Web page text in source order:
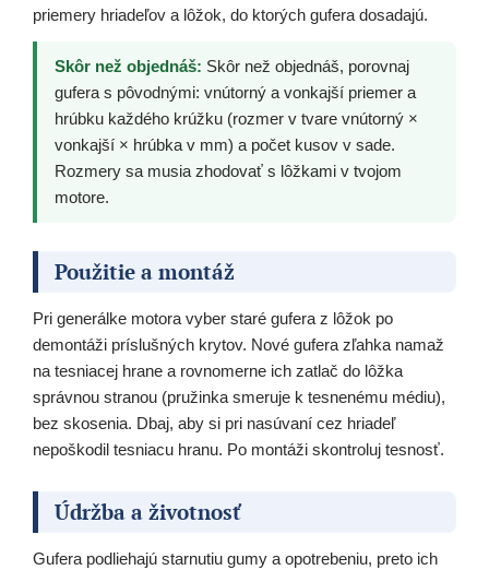
priemery hriadeľov a lôžok, do ktorých gufera dosadajú.
Skôr než objednáš: Skôr než objednáš, porovnaj
gufera s pôvodnými: vnútorný a vonkajší priemer a
hrúbku každého krúžku (rozmer v tvare vnútorný ×
vonkajší × hrúbka v mm) a počet kusov v sade.
Rozmery sa musia zhodovať s lôžkami v tvojom
motore.
Použitie a montáž
Pri generálke motora vyber staré gufera z lôžok po
demontáži príslušných krytov. Nové gufera zľahka namaž
na tesniacej hrane a rovnomerne ich zatlač do lôžka
správnou stranou (pružinka smeruje k tesnenému médiu),
bez skosenia. Dbaj, aby si pri nasúvaní cez hriadeľ
nepoškodil tesniacu hranu. Po montáži skontroluj tesnosť.
Údržba a životnosť
Gufera podliehajú starnutiu gumy a opotrebeniu, preto ich